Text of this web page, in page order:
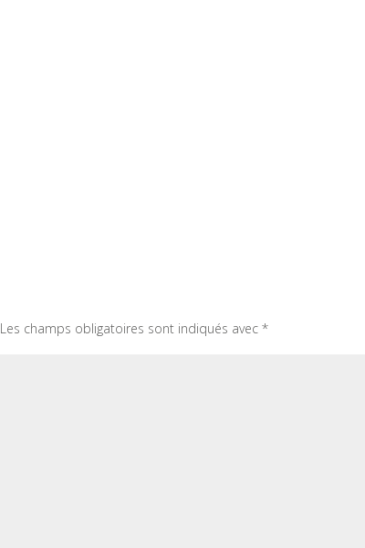
Les champs obligatoires sont indiqués avec*